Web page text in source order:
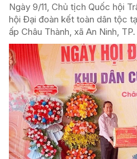
Ngày 9/11, Chủ tịch Quốc hội
hội Đại đoàn kết toàn dân tộc
ấp Châu Thành, xã An Ninh,